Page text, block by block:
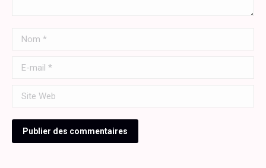
Nom *
E-mail *
Site Web
Publier des commentaires